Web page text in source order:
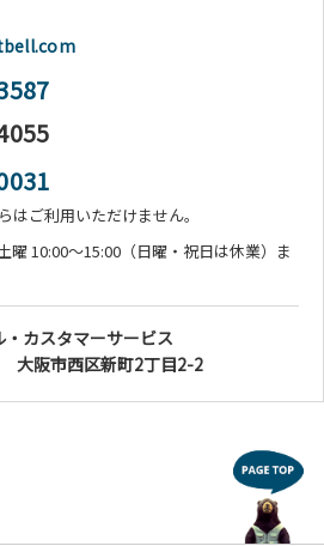
ご利用いただけません。
曜 10:00～15:00（日曜・祝日は休業）ま
・カスタマーサービス
大阪市西区新町2丁目2-2